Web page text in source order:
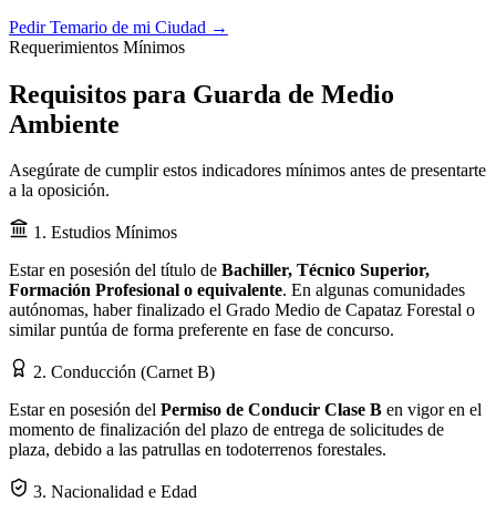
Pedir Temario de mi Ciudad →
Requerimientos Mínimos
Requisitos para Guarda de Medio
Ambiente
Asegúrate de cumplir estos indicadores mínimos antes de presentarte
a la oposición.
1. Estudios Mínimos
Estar en posesión del título de Bachiller, Técnico Superior,
Formación Profesional o equivalente. En algunas comunidades
autónomas, haber finalizado el Grado Medio de Capataz Forestal o
similar puntúa de forma preferente en fase de concurso.
2. Conducción (Carnet B)
Estar en posesión del Permiso de Conducir Clase B en vigor en el
momento de finalización del plazo de entrega de solicitudes de
plaza, debido a las patrullas en todoterrenos forestales.
3. Nacionalidad e Edad